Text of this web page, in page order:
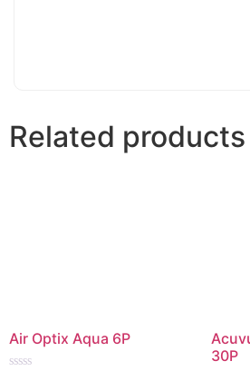
Related products
Air Optix Aqua 6P
30P